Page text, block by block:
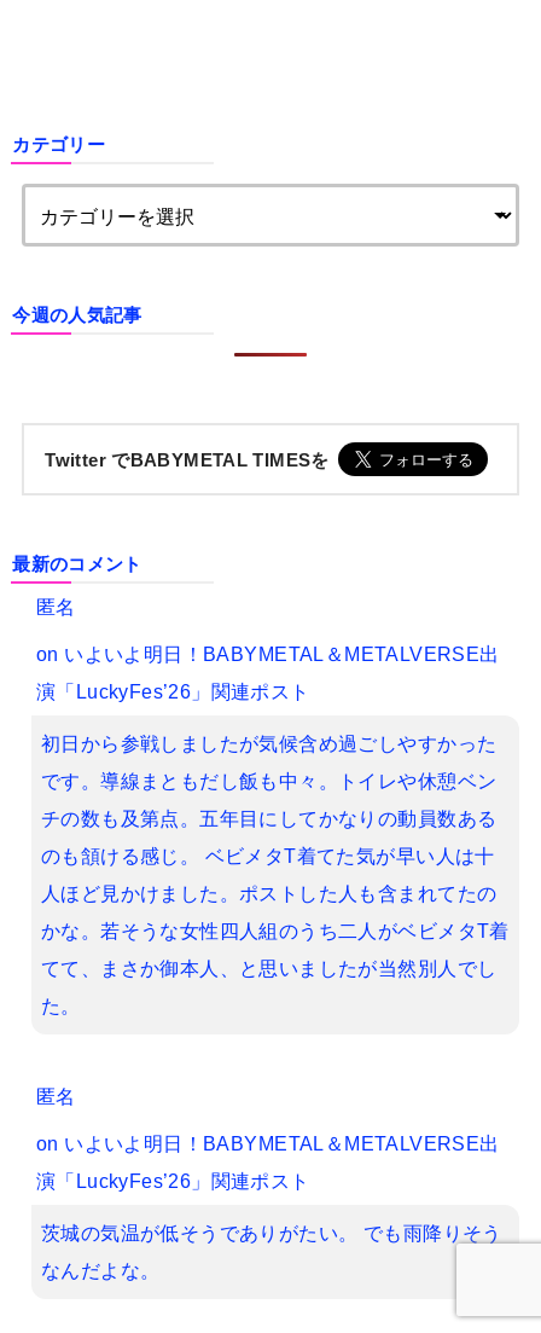
カテゴリー
今週の人気記事
Twitter でBABYMETAL TIMESを
最新のコメント
匿名
on いよいよ明日！BABYMETAL＆METALVERSE出
演「LuckyFes’26」関連ポスト
初日から参戦しましたが気候含め過ごしやすかった
です。導線まともだし飯も中々。トイレや休憩ベン
チの数も及第点。五年目にしてかなりの動員数ある
のも頷ける感じ。 ベビメタT着てた気が早い人は十
人ほど見かけました。ポストした人も含まれてたの
かな。若そうな女性四人組のうち二人がベビメタT着
てて、まさか御本人、と思いましたが当然別人でし
た。
匿名
on いよいよ明日！BABYMETAL＆METALVERSE出
演「LuckyFes’26」関連ポスト
茨城の気温が低そうでありがたい。 でも雨降りそう
なんだよな。